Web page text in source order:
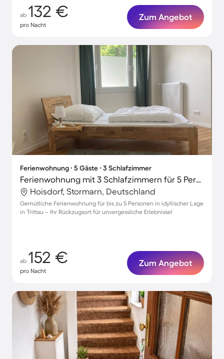
ab 132 €
pro Nacht
Zum Angebot
Ferienwohnung ∙ 5 Gäste ∙ 3 Schlafzimmer
Ferienwohnung mit 3 Schlafzimmern für 5 Personen
Hoisdorf, Stormarn, Deutschland
Gemütliche Ferienwohnung für bis zu 5 Personen in idyllischer Lage
in Trittau – Ihr Rückzugsort für unvergessliche Erlebnisse!
ab 152 €
pro Nacht
Zum Angebot